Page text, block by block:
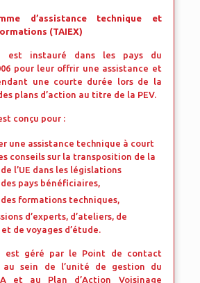
d’assistance technique et
(TAIEX)
est instauré dans les pays du
pour leur offrir une assistance et
une courte durée lors de la
plans d’action au titre de la PEV.
conçu pour :
une assistance technique à court
conseils sur la transposition de la
l’UE dans les législations
pays bénéficiaires,
formations techniques,
d’experts, d’ateliers, de
de voyages d’étude.
est géré par le Point de contact
au sein de l’unité de gestion du
et au Plan d’Action Voisinage